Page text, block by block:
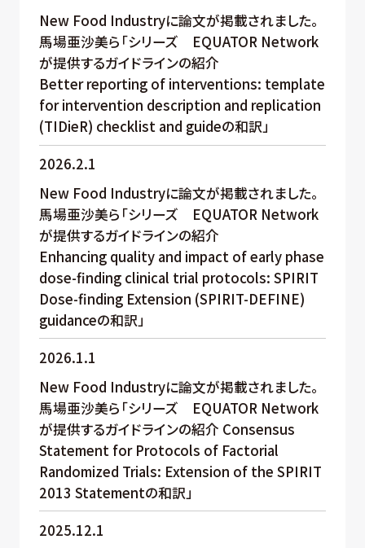
New Food Industryに論文が掲載されました。
馬場亜沙美ら「シリーズ EQUATOR Network
が提供するガイドラインの紹介
Better reporting of interventions: template
for intervention description and replication
(TIDieR) checklist and guideの和訳」
2026.2.1
New Food Industryに論文が掲載されました。
馬場亜沙美ら「シリーズ EQUATOR Network
が提供するガイドラインの紹介
Enhancing quality and impact of early phase
dose-finding clinical trial protocols: SPIRIT
Dose-finding Extension (SPIRIT-DEFINE)
guidanceの和訳」
2026.1.1
New Food Industryに論文が掲載されました。
馬場亜沙美ら「シリーズ EQUATOR Network
が提供するガイドラインの紹介 Consensus
Statement for Protocols of Factorial
Randomized Trials: Extension of the SPIRIT
2013 Statementの和訳」
2025.12.1